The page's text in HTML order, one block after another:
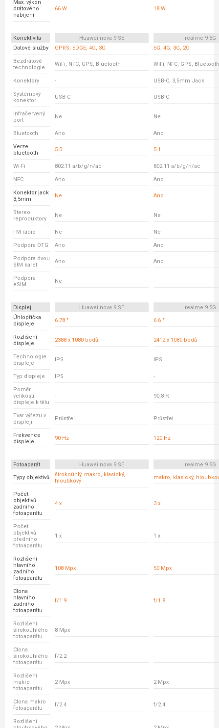
Max. výkon
drátového
nabíjení
66 W 18 W
Konektivita Huawei nova 9 SE
realme 9 5G
Datové služby
GPRS, EDGE, 4G, 3G 5G, 4G, 3G, 2G
Bezdrátové
technologie
WiFi, NFC, GPS, Bluetooth WiFi, NFC, GPS, Bluetooth
Konektory - USB-C, 3,5mm Jack
Systémový
konektor
USB-C USB-C
Infračervený
port
Ne Ne
Bluetooth Ano Ano
Verze
bluetooth
5.0 5.1
Wi-Fi 802.11 a/b/g/n/ac 802.11 a/b/g/n/ac
NFC Ano Ano
Konektor jack
3,5mm
Ne Ano
Stereo
reproduktory
Ne Ne
FM rádio Ne Ne
Podpora OTG Ano Ano
Podpora dvou
SIM karet
Ano Ano
Podpora
eSIM
Ne -
Displej Huawei nova 9 SE
realme 9 5G
Úhlopříčka
displeje
6.78 " 6.6 "
Rozlišení
displeje
2388 x 1080 bodů 2412 x 1080 bodů
Technologie
displeje
IPS IPS
Typ displeje IPS -
Poměr
velikosti
displeje k tělu
- 90,8 %
Tvar výřezu v
displeji
Průstřel Průstřel
Frekvence
displeje
90 Hz 120 Hz
Fotoaparát Huawei nova 9 SE
realme 9 5G
Typy objektivů
širokoúhlý, makro, klasický,
hloubkový
makro, klasický,
Počet
objektivů
zadního
fotoaparátu
4 x 3 x
Počet
objektivů
předního
fotoaparátu
1 x 1 x
Rozlišení
hlavního
zadního
fotoaparátu
108 Mpx 50 Mpx
Clona
hlavního
zadního
fotoaparátu
f/1.9 f/1.8
Rozlišení
širokoúhlého
fotoaparátu
8 Mpx -
Clona
širokoúhlého
fotoaparátu
f/2.2 -
Rozlišení
makro
fotoaparátu
2 Mpx 2 Mpx
Clona makro
fotoaparátu
f/2.4 f/2.4
Rozlišení